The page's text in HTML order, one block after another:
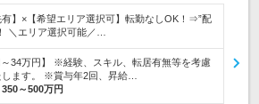
有】×【希望エリア選択可】転勤なしOK！⇒”配
＼エリア選択可能／…
～34万円】 ※経験、スキル、転居有無等を考慮
ます。 ※賞与年2回、昇給…
350～500万円